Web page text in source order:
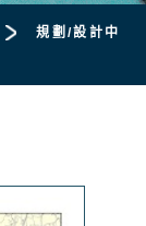
規劃/設計中